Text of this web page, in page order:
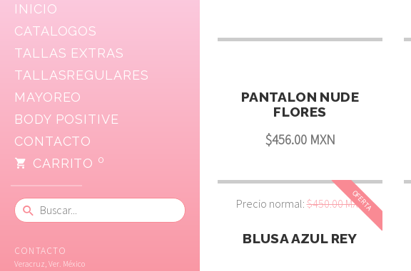
INICIO
CATALOGOS
TALLAS EXTRAS
TALLASREGULARES
MAYOREO
BODY POSITIVE
CONTACTO
CARRITO 0
CONTACTO
Veracruz, Ver. México
PANTALON NUDE
FLORES
$456.00 MXN
OFERTA
Precio normal:$450.00 MXN
BLUSA AZUL REY